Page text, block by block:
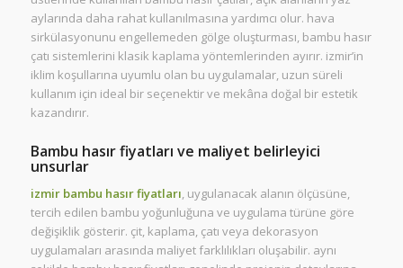
aylarında daha rahat kullanılmasına yardımcı olur. hava
sirkülasyonunu engellemeden gölge oluşturması, bambu hasır
çatı sistemlerini klasik kaplama yöntemlerinden ayırır. izmir’in
iklim koşullarına uyumlu olan bu uygulamalar, uzun süreli
kullanım için ideal bir seçenektir ve mekâna doğal bir estetik
kazandırır.
Bambu hasır fiyatları ve maliyet belirleyici
unsurlar
izmir bambu hasır fiyatları, uygulanacak alanın ölçüsüne,
tercih edilen bambu yoğunluğuna ve uygulama türüne göre
değişiklik gösterir. çit, kaplama, çatı veya dekorasyon
uygulamaları arasında maliyet farklılıkları oluşabilir. aynı